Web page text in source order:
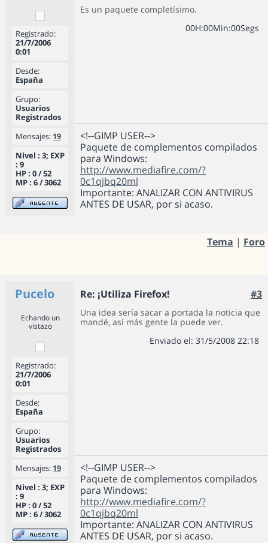
Registrado:
21/7/2006
0:01
Desde:
España
Grupo:
Usuarios
Registrados
Mensajes: 19
Nivel : 3; EXP
: 9
HP : 0 / 52
MP : 6 / 3062
Es un paquete completísimo.
00H:00Min:00Segs
<!--GIMP USER-->
Paquete de complementos compilados
para Windows:
http://www.mediafire.com/?
0c1qjbq20ml
Importante: ANALIZAR CON ANTIVIRUS
ANTES DE USAR, por si acaso.
Tema | Foro
Pucelo Re: ¡Utiliza Firefox! #3
Echando un
vistazo
Registrado:
21/7/2006
0:01
Desde:
España
Grupo:
Usuarios
Registrados
Mensajes: 19
Nivel : 3; EXP
: 9
HP : 0 / 52
MP : 6 / 3062
Una idea sería sacar a portada la noticia que
mandé, así más gente la puede ver.
Enviado el: 31/5/2008 22:18
<!--GIMP USER-->
Paquete de complementos compilados
para Windows:
http://www.mediafire.com/?
0c1qjbq20ml
Importante: ANALIZAR CON ANTIVIRUS
ANTES DE USAR, por si acaso.